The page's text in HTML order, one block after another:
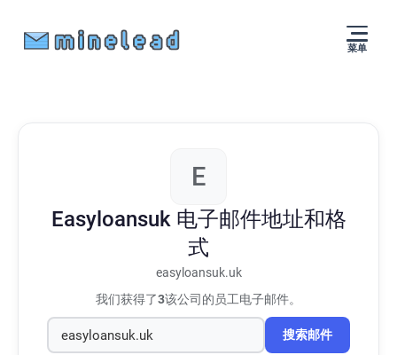
菜单
E
Easyloansuk 电子邮件地址和格
式
easyloansuk.uk
我们获得了3该公司的员工电子邮件。
搜索邮件